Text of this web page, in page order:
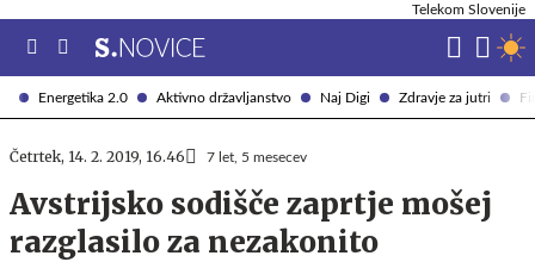
Energetika 2.0 Aktivno državljanstvo Naj Digi Zdravje za jutri
Telekom Slovenije
Četrtek, 14. 2. 2019, 16.46 7 let, 5 mesecev
Avstrijsko sodišče zaprtje mošej
razglasilo za nezakonito